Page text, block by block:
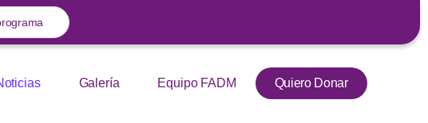
Galería Equipo FADM Quiero Donar